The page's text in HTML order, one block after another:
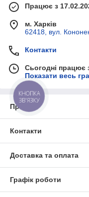
Працює з
м. Харків
62418, вул.
Контакти
Сьогодні працює
Показати весь
Про нас
Контакти
Доставка та оплата
Графік роботи
КНОПКА
ЗВ'ЯЗКУ